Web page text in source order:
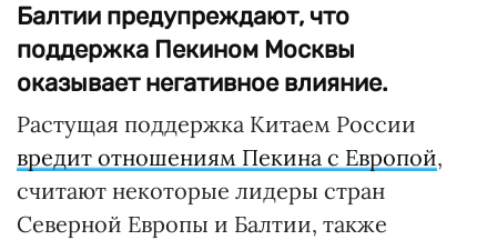
Балтии предупреждают, что
поддержка Пекином Москвы
оказывает негативное влияние.
Растущая поддержка Китаем России
вредит отношениям Пекина с Европой,
считают некоторые лидеры стран
Северной Европы и Балтии, также